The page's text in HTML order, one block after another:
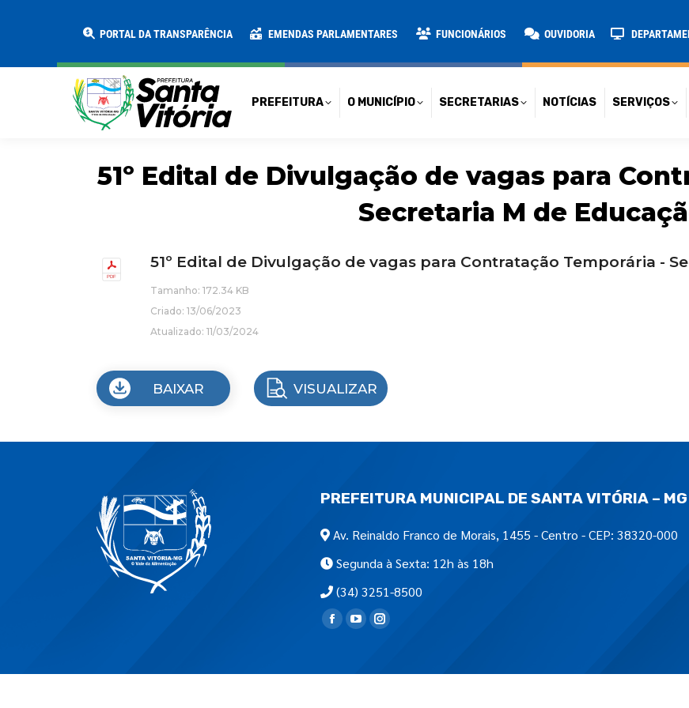
PORTAL DA TRANSPARÊNCIA EMENDAS PARLAMENTARES FUNCIONÁRIOS OUVIDORIA
PREFEITURA O MUNICÍPIO SECRETARIAS NOTÍCIAS SERVIÇOS
51º Edital de Divulgação de vagas para
Secretaria M de
51º Edital de Divulgação de vagas para Contratação Temporária -
Tamanho: 172.34 KB
Criado: 13/06/2023
Atualizado: 11/03/2024
BAIXAR VISUALIZAR
PREFEITURA MUNICIPAL DE SANTA VITÓRIA – MG
Av. Reinaldo Franco de Morais, 1455 - Centro - CEP: 38320-000
Segunda à Sexta: 12h às 18h
(34) 3251-8500
Encontre-nos em: